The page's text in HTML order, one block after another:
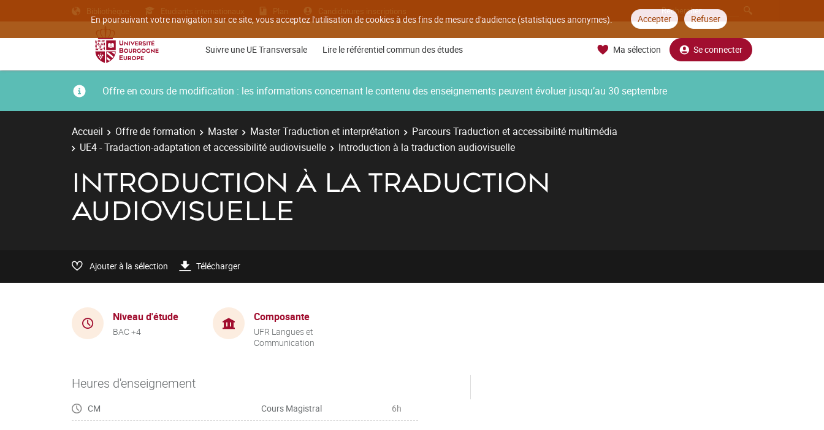
En poursuivant votre navigation sur ce site, vous acceptez l'utilisation de cookies à des fins de mesure d'audience (statistiques anonymes). Accepter Refuser
Bibliothèque Etudiants internationaux Plan Candidatures inscriptions
Suivre une UE Transversale Lire le référentiel commun des études Ma sélection Se connecter
Offre en cours de modification : les informations concernant le contenu des enseignements peuvent évoluer jusqu’au 30 septembre
Accueil Offre de formation Master Master Traduction et interprétation
Parcours Traduction et accessibilité multimédia
UE4 - Tradaction-adaptation et accessibilité audiovisuelle
Introduction à la traduction audiovisuelle
INTRODUCTION À LA TRADUCTION
AUDIOVISUELLE
Ajouter à la sélection Télécharger
Niveau d'étude
BAC +4
Composante
UFR Langues et
Communication
Heures d'enseignement
CM Cours Magistral 6h